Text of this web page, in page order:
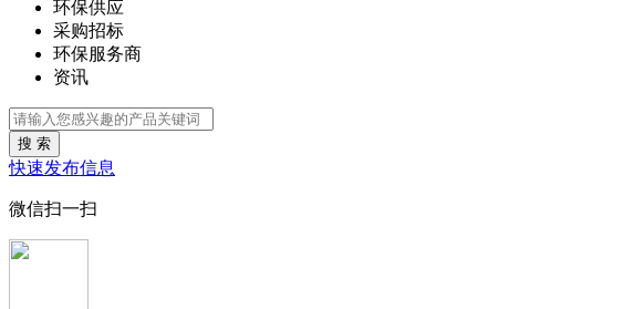
环保供应
采购招标
环保服务商
资讯
搜 索
快速发布信息
微信扫一扫